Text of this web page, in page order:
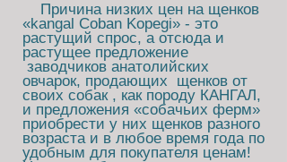
Причина низких цен на щенков
«kangal Coban Kopegi» - это
растущий спрос, а отсюда и
растущее предложение
заводчиков анатолийских
овчарок, продающих щенков от
своих собак , как породу КАНГАЛ,
и предложения «собачьих ферм»
приобрести у них щенков разного
возраста и в любое время года по
удобным для покупателя ценам!